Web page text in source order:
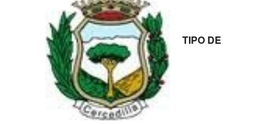
TIPO DE